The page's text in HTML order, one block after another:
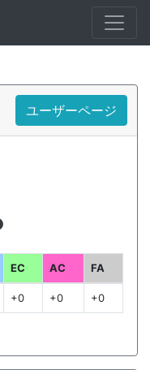
ユーザーページ
EC AC FA
+0 +0 +0